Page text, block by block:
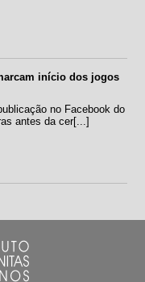
início dos jogos
no Facebook do
antes da cer[...]